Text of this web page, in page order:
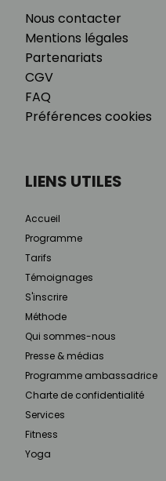
Nous contacter
Mentions légales
Partenariats
CGV
FAQ
Préférences cookies
LIENS UTILES
Accueil
Programme
Tarifs
Témoignages
S'inscrire
Méthode
Qui sommes-nous
Presse & médias
Programme ambassadrice
Charte de confidentialité
Services
Fitness
Yoga